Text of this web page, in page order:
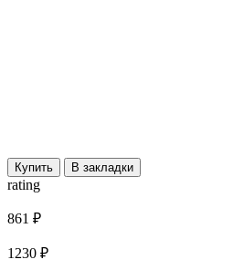
Купить В закладки
rating
861 ₽
1230 ₽